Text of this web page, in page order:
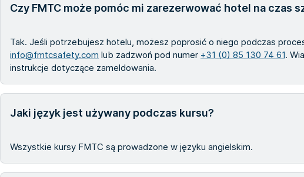
Czy FMTC może pomóc mi zarezerwować hotel na czas
Tak. Jeśli potrzebujesz hotelu, możesz poprosić o niego podczas
info@fmtcsafety.com lub zadzwoń pod numer +31 (0) 85 130 74 61.
instrukcje dotyczące zameldowania.
Jaki język jest używany podczas kursu?
Wszystkie kursy FMTC są prowadzone w języku angielskim.